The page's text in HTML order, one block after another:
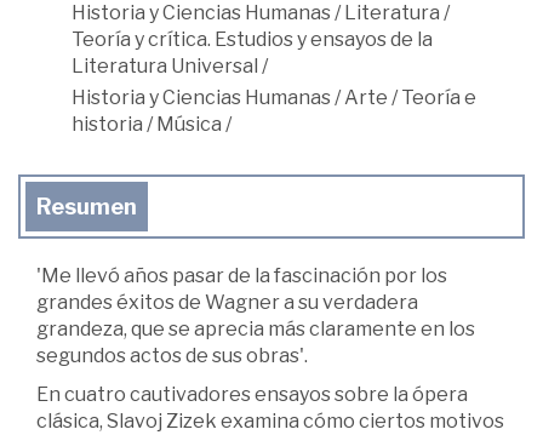
Historia y Ciencias Humanas/ Literatura /
Teoría y crítica. Estudios y ensayos de la
Literatura Universal /
Historia y Ciencias Humanas/Arte /Teoría e
historia / Música /
Resumen
'Me llevó años pasar de la fascinación por los
grandes éxitos de Wagner a su verdadera
grandeza, que se aprecia más claramente en los
segundos actos de sus obras'.
En cuatro cautivadores ensayos sobre la ópera
clásica, Slavoj Zizek examina cómo ciertos motivos